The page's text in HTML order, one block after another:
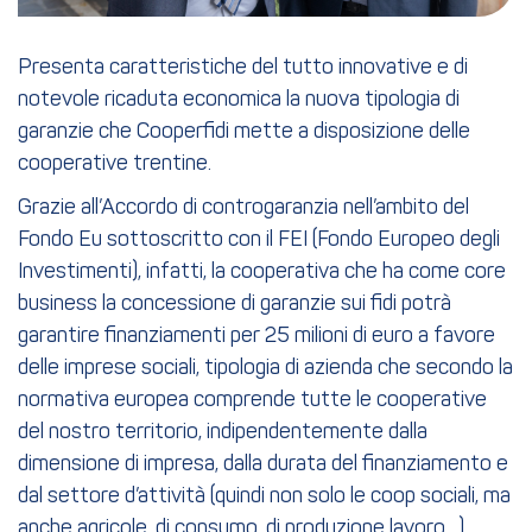
Presenta caratteristiche del tutto innovative e di
notevole ricaduta economica la nuova tipologia di
garanzie che Cooperfidi mette a disposizione delle
cooperative trentine.
Grazie all’Accordo di controgaranzia nell’ambito del
Fondo Eu sottoscritto con il FEI (Fondo Europeo degli
Investimenti), infatti, la cooperativa che ha come core
business la concessione di garanzie sui fidi potrà
garantire finanziamenti per 25 milioni di euro a favore
delle imprese sociali, tipologia di azienda che secondo la
normativa europea comprende tutte le cooperative
del nostro territorio, indipendentemente dalla
dimensione di impresa, dalla durata del finanziamento e
dal settore d’attività (quindi non solo le coop sociali, ma